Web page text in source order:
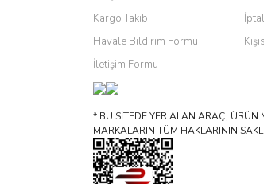
Ürün fiyatı diğer sitelerden
Bu ürüne benzer farklı
Kargo Takibi
Havale Bildirim Formu
İletişim Formu
* BU SİTEDE YER ALAN ARAÇ, ÜRÜN
MARKALARIN TÜM HAKLARININ